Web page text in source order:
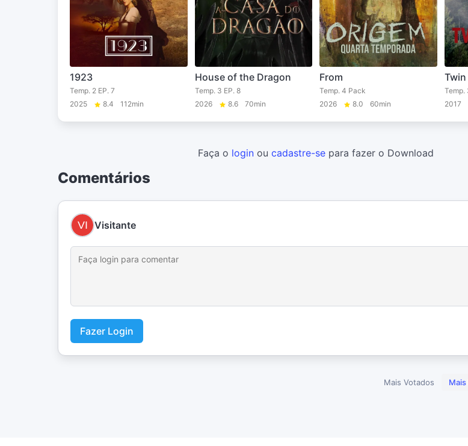
1923
Temp. 2 EP. 7
2025
8.4 112min
House of the Dragon
Temp. 3 EP. 8
2026
8.6 70min
From
Temp. 4 Pack
2026
8.0 60min
Twin
Temp.
2017
Faça o login ou cadastre-se para fazer o Download
Comentários
Visitante
Fazer Login
Mais Votados